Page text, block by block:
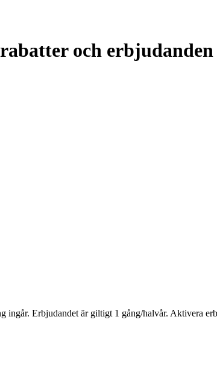
och erbjudanden
Erbjudandet är giltigt 1 gång/halvår. Aktivera